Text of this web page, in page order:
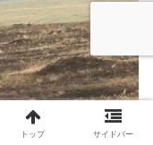
トップ サイドバー